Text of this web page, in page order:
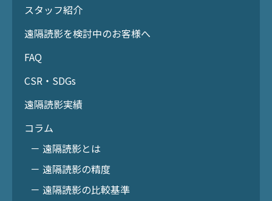
スタッフ紹介
遠隔読影を検討中のお客様へ
FAQ
CSR・SDGs
遠隔読影実績
コラム
－ 遠隔読影とは
－ 遠隔読影の精度
－ 遠隔読影の比較基準